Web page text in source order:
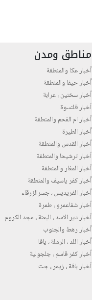
مناطق ومدن
أخبار عكا والمنطقة
أخبار حيفا والمنطقة
أخبار سخنين ، عرابة
أخبار قلنسوة
أخبار ام الفحم والمنطقة
أخبار الطيرة
أخبار القدس والمنطقة
أخبار ترشيحا والمنطقة
أخبار المغار والمنطقة
أخبار كفر ياسيف والمنطقة
أخبار الفريديس ، جسرالزرقاء
أخبار شفاعمرو ، طمرة
أخبار دير الاسد ، البعنة ، مجد الكروم
أخبار رهط والجنوب
أخبار اللد ، الرملة ، يافا
أخبار كفر قاسم ، جلجولية
أخبار باقة ، زيمر ، جت